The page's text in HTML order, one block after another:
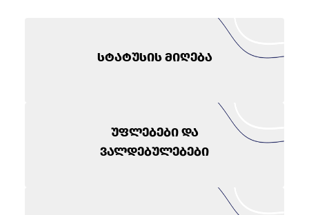
სტატუსის მიღება
უფლებები და
ვალდებულებები